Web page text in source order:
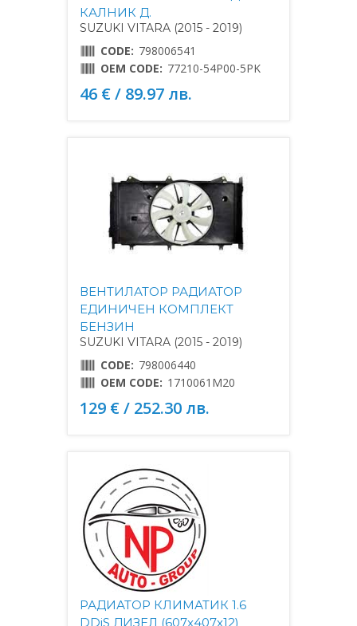
КАЛНИК Д.
SUZUKI VITARA (2015 - 2019)
CODE: 798006541
OEM CODE: 77210-54P00-5PK
46 € / 89.97 лв.
ВЕНТИЛАТОР РАДИАТОР
ЕДИНИЧЕН КОМПЛЕКТ
БЕНЗИН
SUZUKI VITARA (2015 - 2019)
CODE: 798006440
OEM CODE: 1710061M20
129 € / 252.30 лв.
РАДИАТОР КЛИМАТИК 1.6
DDiS ДИЗЕЛ (607x407x12)